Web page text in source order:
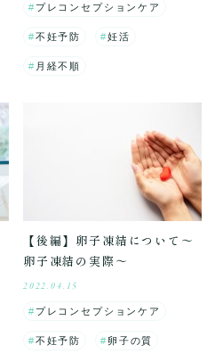
プレコンセプションケア
不妊予防 妊活
月経不順
【後編】卵子凍結について～
卵子凍結の実際～
2022.04.15
プレコンセプションケア
不妊予防 卵子の質